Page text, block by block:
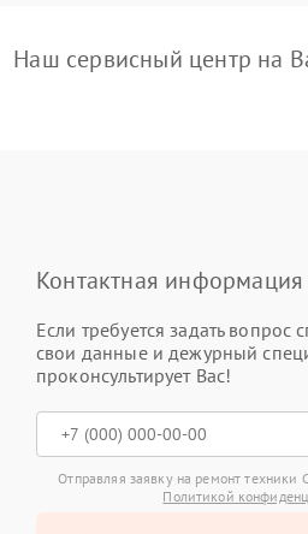
Наш сервисный центр на
Контактная информация
Если требуется задать вопрос
свои данные и дежурный
проконсультирует Вас!
Отправляя заявку на ремонт техники
Политикой